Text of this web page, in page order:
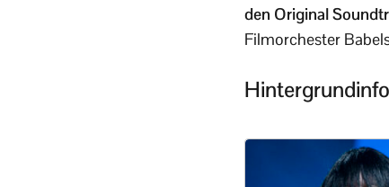
den Original
Filmorchester